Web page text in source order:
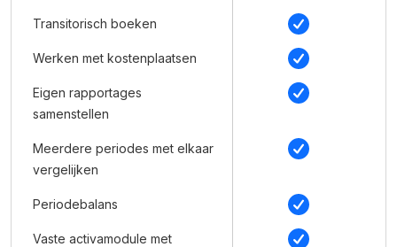
Transitorisch boeken
Werken met kostenplaatsen
Eigen rapportages
samenstellen
Meerdere periodes met elkaar
vergelijken
Periodebalans
Vaste activamodule met